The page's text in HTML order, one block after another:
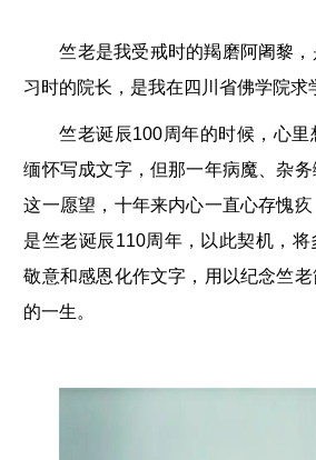
竺老是我受戒时的羯磨阿阇黎
习时的院长，是我在四川省佛学院求
竺老诞辰100周年的时候，心
缅怀写成文字，但那一年病魔、杂
这一愿望，十年来内心一直心存愧
是竺老诞辰110周年，以此契机，
敬意和感恩化作文字，用以纪念竺
的一生。